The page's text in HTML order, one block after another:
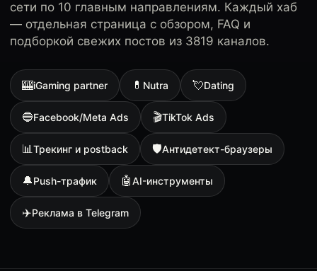
сети по 10 главным направлениям. Каждый хаб
— отдельная страница с обзором, FAQ и
подборкой свежих постов из 3819 каналов.
🎰iGaming partner 💊 Nutra 💘Dating
🔵Facebook/Meta Ads 🎬TikTok Ads
📊Трекинг и postback 🛡Антидетект-браузеры
🔔Push-трафик 🤖AI-инструменты
✈️Реклама в Telegram